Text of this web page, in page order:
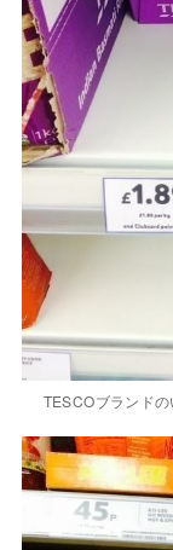
TESCOブランド